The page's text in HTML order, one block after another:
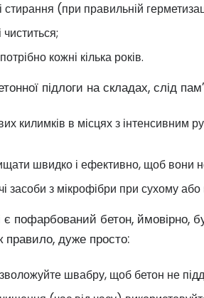
стирання (при правильній
чиститься;
кожні кілька років.
підлоги на складах, слід
килимків в місцях з інтенсивним
швидко і ефективно, щоб вони
засоби з мікрофібри при сухому
пофарбований бетон, ймовірно,
правило, дуже просто:
швабру, щоб бетон не